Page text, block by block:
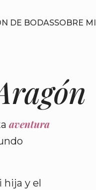
DE BODASSOBRE MI
aventura
y el